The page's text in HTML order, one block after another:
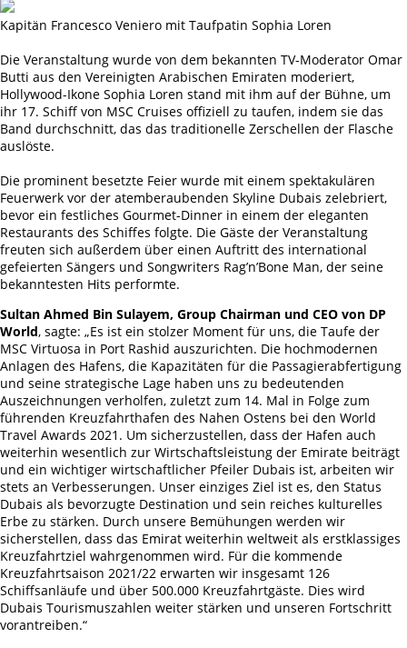
Kapitän Francesco Veniero mit Taufpatin Sophia Loren
Die Veranstaltung wurde von dem bekannten TV-Moderator Omar
Butti aus den Vereinigten Arabischen Emiraten moderiert,
Hollywood-Ikone Sophia Loren stand mit ihm auf der Bühne, um
ihr 17. Schiff von MSC Cruises offiziell zu taufen, indem sie das
Band durchschnitt, das das traditionelle Zerschellen der Flasche
auslöste.
Die prominent besetzte Feier wurde mit einem spektakulären
Feuerwerk vor der atemberaubenden Skyline Dubais zelebriert,
bevor ein festliches Gourmet-Dinner in einem der eleganten
Restaurants des Schiffes folgte. Die Gäste der Veranstaltung
freuten sich außerdem über einen Auftritt des international
gefeierten Sängers und Songwriters Rag’n’Bone Man, der seine
bekanntesten Hits performte.
Sultan Ahmed Bin Sulayem, Group Chairman und CEO von DP
World, sagte: „Es ist ein stolzer Moment für uns, die Taufe der
MSC Virtuosa in Port Rashid auszurichten. Die hochmodernen
Anlagen des Hafens, die Kapazitäten für die Passagierabfertigung
und seine strategische Lage haben uns zu bedeutenden
Auszeichnungen verholfen, zuletzt zum 14. Mal in Folge zum
führenden Kreuzfahrthafen des Nahen Ostens bei den World
Travel Awards 2021. Um sicherzustellen, dass der Hafen auch
weiterhin wesentlich zur Wirtschaftsleistung der Emirate beiträgt
und ein wichtiger wirtschaftlicher Pfeiler Dubais ist, arbeiten wir
stets an Verbesserungen. Unser einziges Ziel ist es, den Status
Dubais als bevorzugte Destination und sein reiches kulturelles
Erbe zu stärken. Durch unsere Bemühungen werden wir
sicherstellen, dass das Emirat weiterhin weltweit als erstklassiges
Kreuzfahrtziel wahrgenommen wird. Für die kommende
Kreuzfahrtsaison 2021/22 erwarten wir insgesamt 126
Schiffsanläufe und über 500.000 Kreuzfahrtgäste. Dies wird
Dubais Tourismuszahlen weiter stärken und unseren Fortschritt
vorantreiben.“